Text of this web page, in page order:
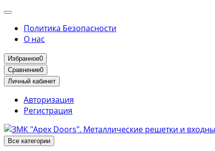
Политика Безопасности
О нас
Избранное0
Сравнение0
Личный кабинет
Авторизация
Регистрация
Все категории